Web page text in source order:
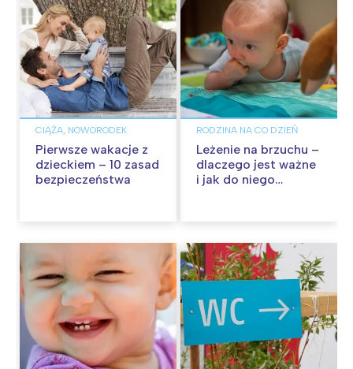
CIĄŻA, NOWORODEK
Pierwsze wakacje z
dzieckiem – 10 zasad
bezpieczeństwa
RODZINA NA CO DZIEŃ
Leżenie na brzuchu –
dlaczego jest ważne
i jak do niego